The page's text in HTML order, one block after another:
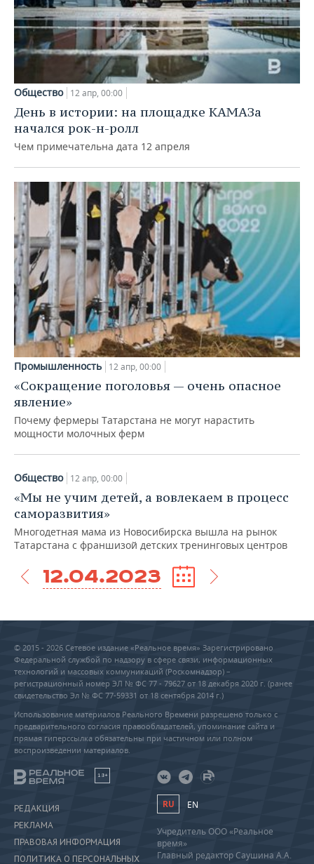
Общество 12 апр, 00:00
День в истории: на площадке КАМАЗа
начался рок-н-ролл
Чем примечательна дата 12 апреля
Промышленность 12 апр, 00:00
«Сокращение поголовья — очень опасное
явление»
Почему фермеры Татарстана не могут нарастить
мощности молочных ферм
Общество 12 апр, 00:00
«Мы не учим детей, а вовлекаем в процесс
саморазвития»
Многодетная мама из Новосибирска вышла на рынок
Татарстана с франшизой детских тренинговых центров
12.04.2023
© 2015 - 2026 Сетевое издание «Реальное время» Зарегистрировано
Федеральной службой по надзору в сфере связи, информационных
технологий и массовых коммуникаций (Роскомнадзор) –
регистрационный номер ЭЛ № ФС 77 - 79627 от 18 декабря 2020 г. (ранее
свидетельство Эл № ФС 77-59331 от 18 сентября 2014 г.)
Использование материалов Реального Времени разрешено только с
предварительного согласия правообладателей, упоминание сайта и
прямая гиперссылка обязательны при частичном или полном
воспроизведении материалов.
18+
РЕДАКЦИЯ
РЕКЛАМА
ПРАВОВАЯ ИНФОРМАЦИЯ
ПОЛИТИКА О ПЕРСОНАЛЬНЫХ
RU EN
Учредитель ООО «Реальное
время»
Главный редактор Саушина А.А.